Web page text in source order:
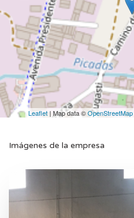
Leaflet | Map data ©OpenStreetMap
Imágenes de la empresa